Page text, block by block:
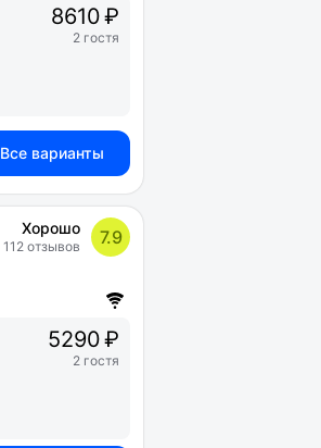
8610 ₽
2 гостя
Все варианты
Хорошо
112 отзывов 7.9
5290 ₽
2 гостя